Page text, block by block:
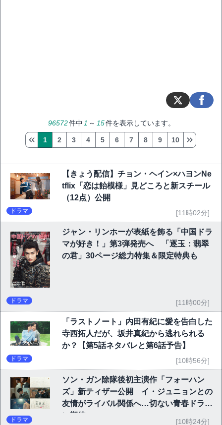
96572件中 1 ～ 15件を表示しています。
1 2 3 4 5 6 7 8 9 10
【きょう配信】チョン・ヘイン×ハヨンNe
tflix「恋は飴模様」見どころと新スチール
（12点）公開
ドラマ [11時02分]
ジャン・リンホーが表紙を飾る「中国ドラ
マが好き！」第3弾発売へ 「逐玉：翡翠
の君」30ページ総力特集＆限定特典も
ドラマ [11時00分]
「ラストノート」内田有紀に愛を告白した
寺西拓人だが、坂井真紀から逃れられる
か？【第5話ネタバレと第6話予告】
ドラマ [10時56分]
ソン・ガン除隊後初主演作「フォーハン
ズ」新ティザー公開 イ・ジュニョンとの
友情がライバル関係へ…切ない青春ドラマ
に期待
ドラマ [10時24分]